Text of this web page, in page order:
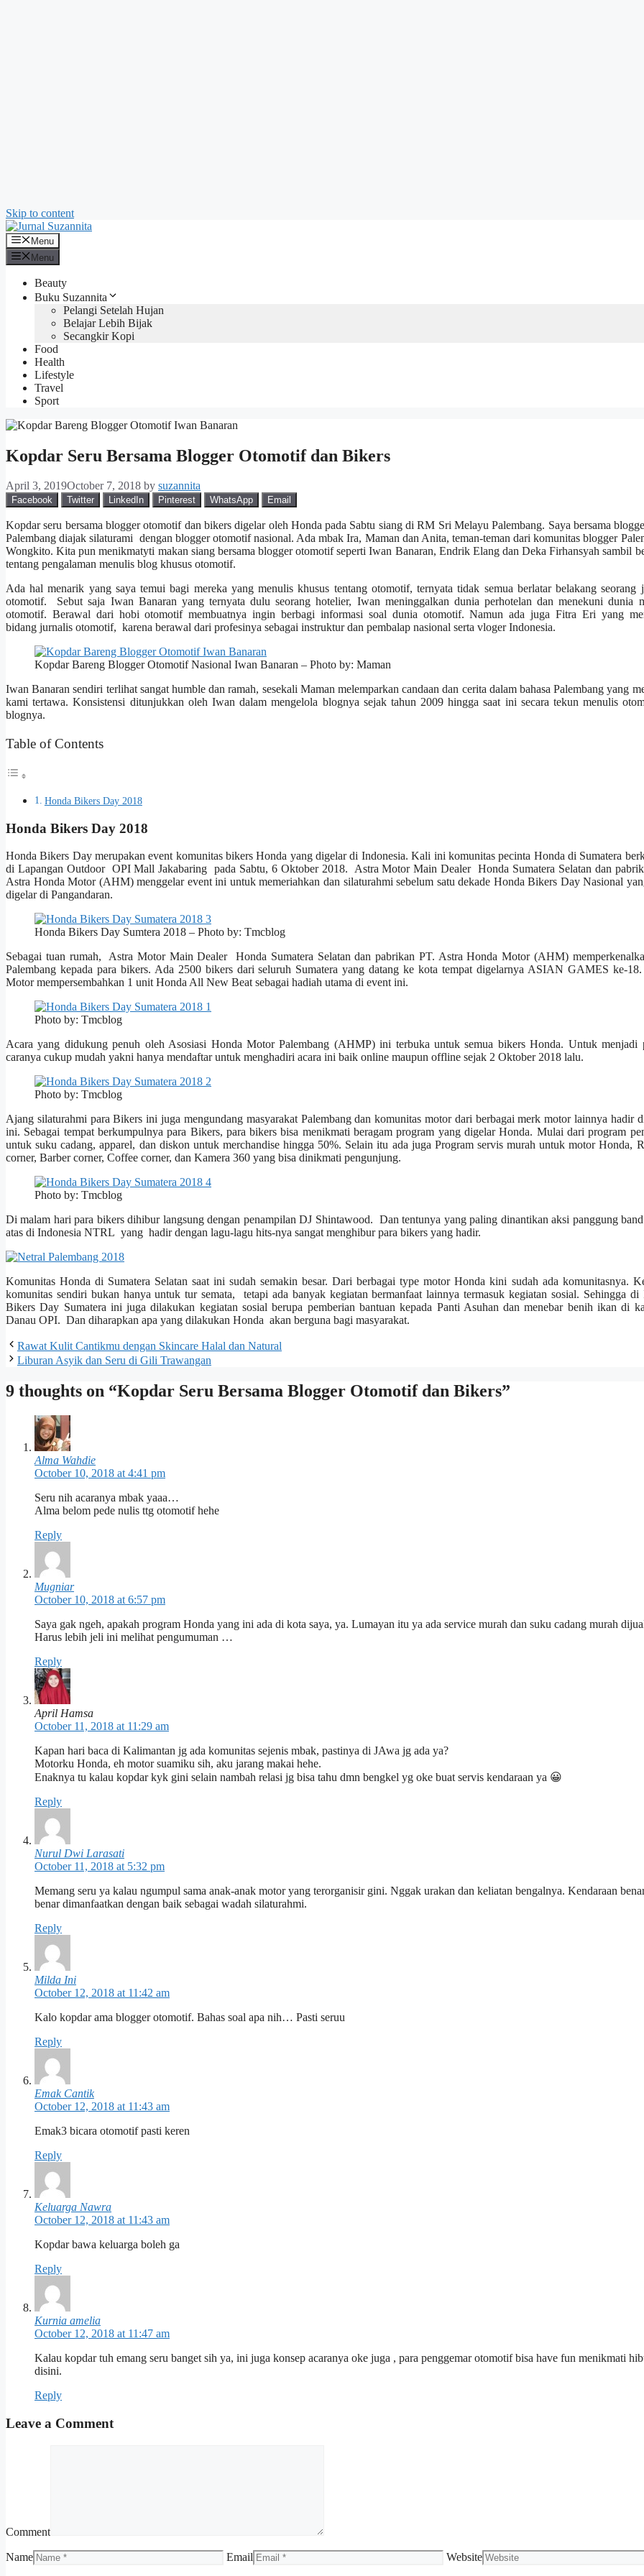
Skip to content
Menu
Menu
Beauty
Buku Suzannita
Pelangi Setelah Hujan
Belajar Lebih Bijak
Secangkir Kopi
Food
Health
Lifestyle
Travel
Sport
Kopdar Seru Bersama Blogger Otomotif dan Bikers
April 3, 2019October 7, 2018 by suzannita
Facebook Twitter LinkedIn Pinterest WhatsApp Email
Kopdar seru bersama blogger otomotif dan bikers digelar oleh Honda pada Sabtu siang di RM Sri Melayu Palembang. Saya bersama
Palembang diajak silaturami dengan blogger otomotif nasional. Ada mbak Ira, Maman dan Anita, teman-teman dari komunitas blogger
Wongkito. Kita pun menikmatyti makan siang bersama blogger otomotif seperti Iwan Banaran, Endrik Elang dan Deka Firhansyah sambil
tentang pengalaman menulis blog khusus otomotif.
Ada hal menarik yang saya temui bagi mereka yang menulis khusus tentang otomotif, ternyata tidak semua berlatar belakang seorang
otomotif. Sebut saja Iwan Banaran yang ternyata dulu seorang hotelier, Iwan meninggalkan dunia perhotelan dan menekuni dunia
otomotif. Berawal dari hobi otomotif membuatnya ingin berbagi informasi soal dunia otomotif. Namun ada juga Fitra Eri yang
bidang jurnalis otomotif, karena berawal dari profesinya sebagai instruktur dan pembalap nasional serta vloger Indonesia.
Kopdar Bareng Blogger Otomotif Nasional Iwan Banaran – Photo by: Maman
Iwan Banaran sendiri terlihat sangat humble dan ramah, sesekali Maman melemparkan candaan dan cerita dalam bahasa Palembang yang
kami tertawa. Konsistensi ditunjukkan oleh Iwan dalam mengelola blognya sejak tahun 2009 hingga saat ini secara tekun menulis
blognya.
Table of Contents
Honda Bikers Day 2018
Honda Bikers Day 2018
Honda Bikers Day merupakan event komunitas bikers Honda yang digelar di Indonesia. Kali ini komunitas pecinta Honda di Sumatera
di Lapangan Outdoor OPI Mall Jakabaring pada Sabtu, 6 Oktober 2018. Astra Motor Main Dealer Honda Sumatera Selatan dan
Astra Honda Motor (AHM) menggelar event ini untuk memeriahkan dan silaturahmi sebelum satu dekade Honda Bikers Day Nasional
digelar di Pangandaran.
Honda Bikers Day Sumtera 2018 – Photo by: Tmcblog
Sebagai tuan rumah, Astra Motor Main Dealer Honda Sumatera Selatan dan pabrikan PT. Astra Honda Motor (AHM)
Palembang kepada para bikers. Ada 2500 bikers dari seluruh Sumatera yang datang ke kota tempat digelarnya ASIAN GAMES ke-
Motor mempersembahkan 1 unit Honda All New Beat sebagai hadiah utama di event ini.
Photo by: Tmcblog
Acara yang didukung penuh oleh Asosiasi Honda Motor Palembang (AHMP) ini terbuka untuk semua bikers Honda. Untuk menjadi
caranya cukup mudah yakni hanya mendaftar untuk menghadiri acara ini baik online maupun offline sejak 2 Oktober 2018 lalu.
Photo by: Tmcblog
Ajang silaturahmi para Bikers ini juga mengundang masyarakat Palembang dan komunitas motor dari berbagai merk motor lainnya hadir
ini. Sebagai tempat berkumpulnya para Bikers, para bikers bisa menikmati beragam program yang digelar Honda. Mulai dari program
untuk suku cadang, apparel, dan diskon untuk merchandise hingga 50%. Selain itu ada juga Program servis murah untuk motor Honda,
corner, Barber corner, Coffee corner, dan Kamera 360 yang bisa dinikmati pengunjung.
Photo by: Tmcblog
Di malam hari para bikers dihibur langsung dengan penampilan DJ Shintawood. Dan tentunya yang paling dinantikan aksi panggung
atas di Indonesia NTRL yang hadir dengan lagu-lagu hits-nya sangat menghibur para bikers yang hadir.
Komunitas Honda di Sumatera Selatan saat ini sudah semakin besar. Dari berbagai type motor Honda kini sudah ada komunitasnya.
komunitas sendiri bukan hanya untuk tur semata, tetapi ada banyak kegiatan bermanfaat lainnya termasuk kegiatan sosial. Sehingga di
Bikers Day Sumatera ini juga dilakukan kegiatan sosial berupa pemberian bantuan kepada Panti Asuhan dan menebar benih ikan di
Danau OPI. Dan diharapkan apa yang dilakukan Honda akan berguna bagi masyarakat.
Rawat Kulit Cantikmu dengan Skincare Halal dan Natural
Liburan Asyik dan Seru di Gili Trawangan
9 thoughts on “Kopdar Seru Bersama Blogger Otomotif dan Bikers”
Alma Wahdie
October 10, 2018 at 4:41 pm
Seru nih acaranya mbak yaaa…
Alma belom pede nulis ttg otomotif hehe
Reply
Mugniar
October 10, 2018 at 6:57 pm
Saya gak ngeh, apakah program Honda yang ini ada di kota saya, ya. Lumayan itu ya ada service murah dan suku cadang murah
Harus lebih jeli ini melihat pengumuman …
Reply
April Hamsa
October 11, 2018 at 11:29 am
Kapan hari baca di Kalimantan jg ada komunitas sejenis mbak, pastinya di JAwa jg ada ya?
Motorku Honda, eh motor suamiku sih, aku jarang makai hehe.
Enaknya tu kalau kopdar kyk gini selain nambah relasi jg bisa tahu dmn bengkel yg oke buat servis kendaraan ya 😀
Reply
Nurul Dwi Larasati
October 11, 2018 at 5:32 pm
Memang seru ya kalau ngumpul sama anak-anak motor yang terorganisir gini. Nggak urakan dan keliatan bengalnya. Kendaraan
benar dimanfaatkan dengan baik sebagai wadah silaturahmi.
Reply
Milda Ini
October 12, 2018 at 11:42 am
Kalo kopdar ama blogger otomotif. Bahas soal apa nih… Pasti seruu
Reply
Emak Cantik
October 12, 2018 at 11:43 am
Emak3 bicara otomotif pasti keren
Reply
Keluarga Nawra
October 12, 2018 at 11:43 am
Kopdar bawa keluarga boleh ga
Reply
Kurnia amelia
October 12, 2018 at 11:47 am
Kalau kopdar tuh emang seru banget sih ya, ini juga konsep acaranya oke juga , para penggemar otomotif bisa have fun menikmati
disini.
Reply
Leave a Comment
Comment
Name Email Website